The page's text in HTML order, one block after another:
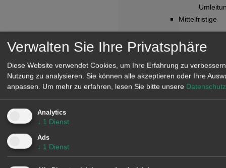
Mittelfristige
von
Verwalten Sie Ihre Privatsphäre
Diese Website verwendet Cookies, um Ihre Erfahrung zu
Nutzung zu analysieren. Sie können alle akzeptieren oder Ihre
anpassen. Um mehr zu erfahren, lesen Sie bitte unsere
Analytics
↓ 1 Dienst
Ads
↓ 1 Dienst